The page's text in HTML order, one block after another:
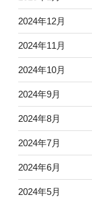
2024年12月
2024年11月
2024年10月
2024年9月
2024年8月
2024年7月
2024年6月
2024年5月